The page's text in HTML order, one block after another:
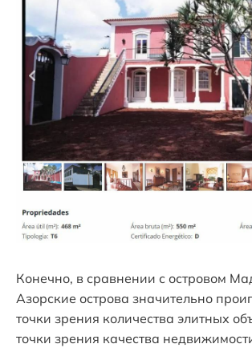
Конечно, в сравнении с островом
Азорские острова значительно
точки зрения количества элитных
точки зрения качества